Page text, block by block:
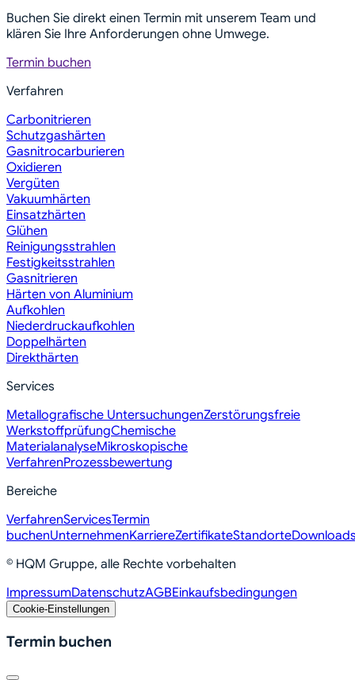
Buchen Sie direkt einen Termin mit unserem Team und
klären Sie Ihre Anforderungen ohne Umwege.
Termin buchen
Verfahren
Carbonitrieren
Schutzgashärten
Gasnitrocarburieren
Oxidieren
Vergüten
Vakuumhärten
Einsatzhärten
Glühen
Reinigungsstrahlen
Festigkeitsstrahlen
Gasnitrieren
Härten von Aluminium
Aufkohlen
Niederdruckaufkohlen
Doppelhärten
Direkthärten
Services
Metallografische UntersuchungenZerstörungsfreie
WerkstoffprüfungChemische
MaterialanalyseMikroskopische
VerfahrenProzessbewertung
Bereiche
VerfahrenServicesTermin
buchenUnternehmenKarriereZertifikateStandorte
© HQM Gruppe, alle Rechte vorbehalten
ImpressumDatenschutzAGBEinkaufsbedingungen
Cookie-Einstellungen
Termin buchen